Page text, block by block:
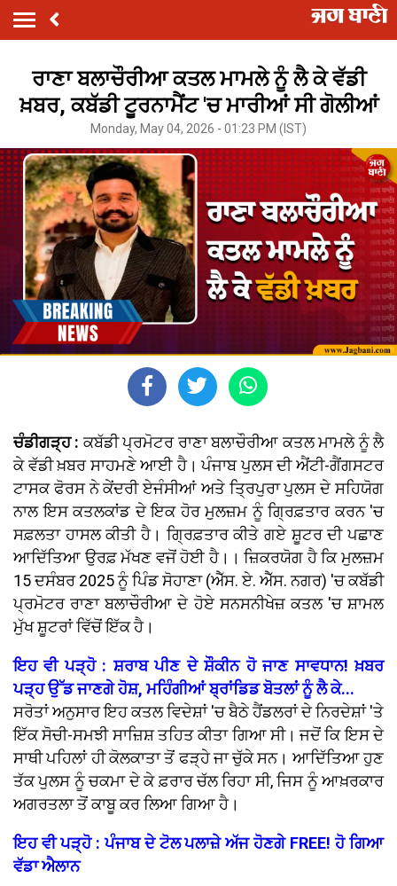
ਰਾਣਾ ਬਲਾਚੌਰੀਆ ਕਤਲ ਮਾਮਲੇ ਨੂੰ ਲੈ ਕੇ ਵੱਡੀ
ਖ਼ਬਰ, ਕਬੱਡੀ ਟੂਰਨਾਮੈਂਟ 'ਚ ਮਾਰੀਆਂ ਸੀ ਗੋਲੀਆਂ
Monday, May 04, 2026 - 01:23 PM (IST)
ਚੰਡੀਗੜ੍ਹ : ਕਬੱਡੀ ਪ੍ਰਮੋਟਰ ਰਾਣਾ ਬਲਾਚੌਰੀਆ ਕਤਲ ਮਾਮਲੇ ਨੂੰ ਲੈ
ਕੇ ਵੱਡੀ ਖ਼ਬਰ ਸਾਹਮਣੇ ਆਈ ਹੈ। ਪੰਜਾਬ ਪੁਲਸ ਦੀ ਐਂਟੀ-ਗੈਂਗਸਟਰ
ਟਾਸਕ ਫੋਰਸ ਨੇ ਕੇਂਦਰੀ ਏਜੰਸੀਆਂ ਅਤੇ ਤ੍ਰਿਪੁਰਾ ਪੁਲਸ ਦੇ ਸਹਿਯੋਗ
ਨਾਲ ਇਸ ਕਤਲਕਾਂਡ ਦੇ ਇਕ ਹੋਰ ਮੁਲਜ਼ਮ ਨੂੰ ਗ੍ਰਿਫ਼ਤਾਰ ਕਰਨ 'ਚ
ਸਫ਼ਲਤਾ ਹਾਸਲ ਕੀਤੀ ਹੈ। ਗ੍ਰਿਫ਼ਤਾਰ ਕੀਤੇ ਗਏ ਸ਼ੂਟਰ ਦੀ ਪਛਾਣ
ਆਦਿੱਤਿਆ ਉਰਫ਼ ਮੱਖਣ ਵਜੋਂ ਹੋਈ ਹੈ।। ਜ਼ਿਕਰਯੋਗ ਹੈ ਕਿ ਮੁਲਜ਼ਮ
15 ਦਸੰਬਰ 2025 ਨੂੰ ਪਿੰਡ ਸੋਹਾਣਾ (ਐੱਸ. ਏ. ਐੱਸ. ਨਗਰ) 'ਚ ਕਬੱਡੀ
ਪ੍ਰਮੋਟਰ ਰਾਣਾ ਬਲਾਚੌਰੀਆ ਦੇ ਹੋਏ ਸਨਸਨੀਖੇਜ਼ ਕਤਲ 'ਚ ਸ਼ਾਮਲ
ਮੁੱਖ ਸ਼ੂਟਰਾਂ ਵਿੱਚੋਂ ਇੱਕ ਹੈ।
ਇਹ ਵੀ ਪੜ੍ਹੋ : ਸ਼ਰਾਬ ਪੀਣ ਦੇ ਸ਼ੌਕੀਨ ਹੋ ਜਾਣ ਸਾਵਧਾਨ! ਖ਼ਬਰ
ਪੜ੍ਹ ਉੱਡ ਜਾਣਗੇ ਹੋਸ਼, ਮਹਿੰਗੀਆਂ ਬ੍ਰਾਂਡਿਡ ਬੋਤਲਾਂ ਨੂੰ ਲੈ ਕੇ...
ਸਰੋਤਾਂ ਅਨੁਸਾਰ ਇਹ ਕਤਲ ਵਿਦੇਸ਼ਾਂ 'ਚ ਬੈਠੇ ਹੈਂਡਲਰਾਂ ਦੇ ਨਿਰਦੇਸ਼ਾਂ 'ਤੇ
ਇੱਕ ਸੋਚੀ-ਸਮਝੀ ਸਾਜ਼ਿਸ਼ ਤਹਿਤ ਕੀਤਾ ਗਿਆ ਸੀ। ਜਦੋਂ ਕਿ ਇਸ ਦੇ
ਸਾਥੀ ਪਹਿਲਾਂ ਹੀ ਕੋਲਕਾਤਾ ਤੋਂ ਫੜ੍ਹੇ ਜਾ ਚੁੱਕੇ ਸਨ। ਆਦਿੱਤਿਆ ਹੁਣ
ਤੱਕ ਪੁਲਸ ਨੂੰ ਚਕਮਾ ਦੇ ਕੇ ਫ਼ਰਾਰ ਚੱਲ ਰਿਹਾ ਸੀ, ਜਿਸ ਨੂੰ ਆਖ਼ਰਕਾਰ
ਅਗਰਤਲਾ ਤੋਂ ਕਾਬੂ ਕਰ ਲਿਆ ਗਿਆ ਹੈ।
ਇਹ ਵੀ ਪੜ੍ਹੋ : ਪੰਜਾਬ ਦੇ ਟੋਲ ਪਲਾਜ਼ੇ ਅੱਜ ਹੋਣਗੇ FREE! ਹੋ ਗਿਆ
ਵੱਡਾ ਐਲਾਨ